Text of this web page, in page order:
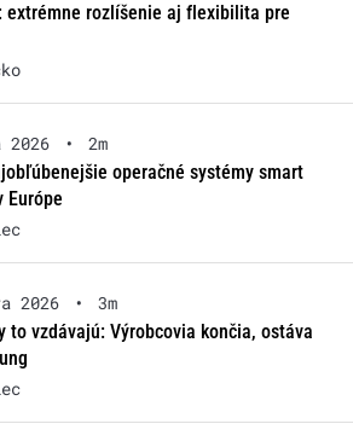
extrémne rozlíšenie aj flexibilita pre
•
2m
operačné systémy smart
Európe
2026 •
3m
to vzdávajú: Výrobcovia končia, ostáva